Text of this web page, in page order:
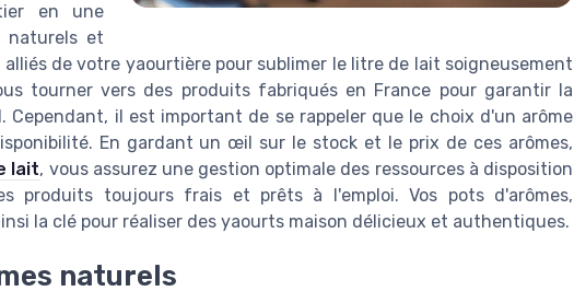
en une
naturels et
de votre yaourtière pour sublimer le litre de lait soigneusement
tourner vers des produits fabriqués en France pour garantir la
il est important de se rappeler que le choix d'un arôme
En gardant un œil sur le stock et le prix de ces arômes,
lait, vous assurez une gestion optimale des ressources à disposition
produits toujours frais et prêts à l'emploi. Vos pots d'arômes,
la clé pour réaliser des yaourts maison délicieux et authentiques.
naturels